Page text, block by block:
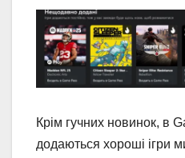
Крім гучних новинок, в
додаються хороші ігри